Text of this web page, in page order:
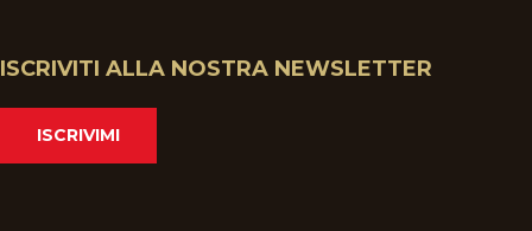
ISCRIVITI ALLA NOSTRA NEWSLETTER
ISCRIVIMI